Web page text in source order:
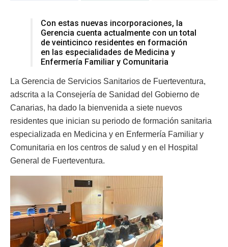
Con estas nuevas incorporaciones, la
Gerencia cuenta actualmente con un total
de veinticinco residentes en formación
en las especialidades de Medicina y
Enfermería Familiar y Comunitaria
La Gerencia de Servicios Sanitarios de Fuerteventura,
adscrita a la Consejería de Sanidad del Gobierno de
Canarias, ha dado la bienvenida a siete nuevos
residentes que inician su periodo de formación sanitaria
especializada en Medicina y en Enfermería Familiar y
Comunitaria en los centros de salud y en el Hospital
General de Fuerteventura.